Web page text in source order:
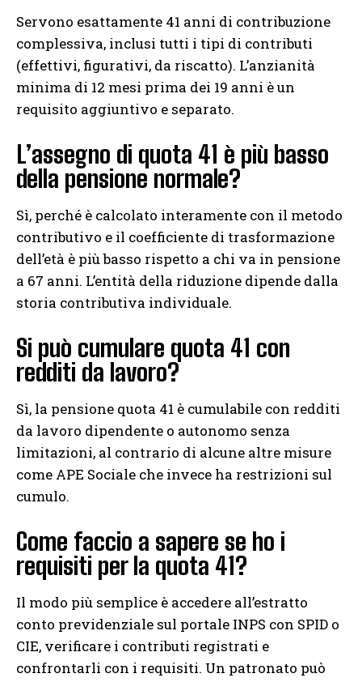
Servono esattamente 41 anni di contribuzione
complessiva, inclusi tutti i tipi di contributi
(effettivi, figurativi, da riscatto). L’anzianità
minima di 12 mesi prima dei 19 anni è un
requisito aggiuntivo e separato.
L’assegno di quota 41 è più basso
della pensione normale?
Sì, perché è calcolato interamente con il metodo
contributivo e il coefficiente di trasformazione
dell’età è più basso rispetto a chi va in pensione
a 67 anni. L’entità della riduzione dipende dalla
storia contributiva individuale.
Si può cumulare quota 41 con
redditi da lavoro?
Sì, la pensione quota 41 è cumulabile con redditi
da lavoro dipendente o autonomo senza
limitazioni, al contrario di alcune altre misure
come APE Sociale che invece ha restrizioni sul
cumulo.
Come faccio a sapere se ho i
requisiti per la quota 41?
Il modo più semplice è accedere all’estratto
conto previdenziale sul portale INPS con SPID o
CIE, verificare i contributi registrati e
confrontarli con i requisiti. Un patronato può